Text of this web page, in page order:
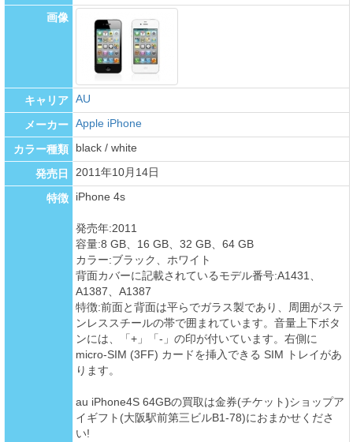
画像
キャリア AU
メーカー Apple iPhone
カラー種類 black / white
発売日 2011年10月14日
特徴 iPhone 4s
発売年:2011
容量:8 GB、16 GB、32 GB、64 GB
カラー:ブラック、ホワイト
背面カバーに記載されているモデル番号:A1431、
A1387、A1387
特徴:前面と背面は平らでガラス製であり、周囲がステ
ンレススチールの帯で囲まれています。音量上下ボタ
ンには、「+」「-」の印が付いています。右側に
micro-SIM (3FF) カードを挿入できる SIM トレイがあ
ります。
au iPhone4S 64GBの買取は金券(チケット)ショップア
イギフト(大阪駅前第三ビルB1-78)におまかせくださ
い!